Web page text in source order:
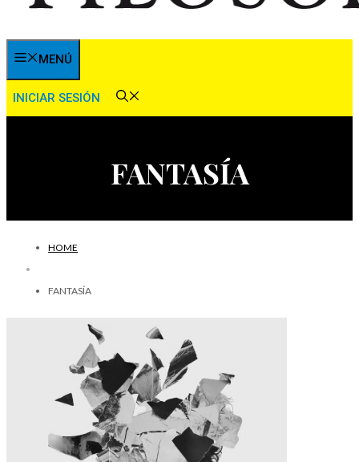
MENÚ
INICIAR SESIÓN
FANTASÍA
HOME
FANTASÍA